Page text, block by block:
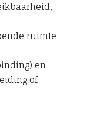
ruimte
en
of